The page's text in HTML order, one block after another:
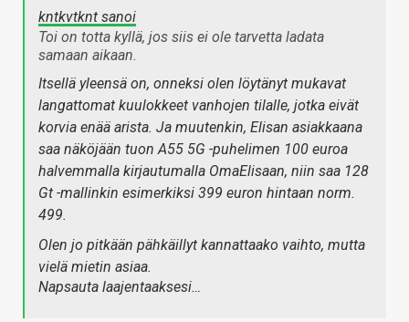
kntkvtknt sanoi
Toi on totta kyllä, jos siis ei ole tarvetta ladata
samaan aikaan.
Itsellä yleensä on, onneksi olen löytänyt mukavat
langattomat kuulokkeet vanhojen tilalle, jotka eivät
korvia enää arista. Ja muutenkin, Elisan asiakkaana
saa näköjään tuon A55 5G -puhelimen 100 euroa
halvemmalla kirjautumalla OmaElisaan, niin saa 128
Gt -mallinkin esimerkiksi 399 euron hintaan norm.
499.
Olen jo pitkään pähkäillyt kannattaako vaihto, mutta
vielä mietin asiaa.
Napsauta laajentaaksesi…